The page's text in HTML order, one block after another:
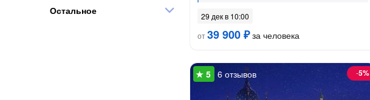
29 дек в 10:00
от39 900 ₽за человека
-5%
6 отзывов
Остальное